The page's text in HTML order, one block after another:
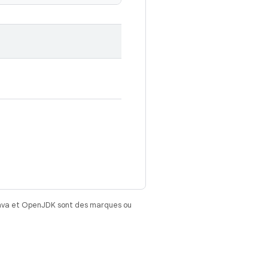
et OpenJDK sont des marques ou